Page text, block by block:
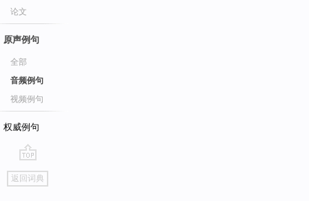
论文
原声例句
全部
音频例句
视频例句
权威例句
go
top
返回词典